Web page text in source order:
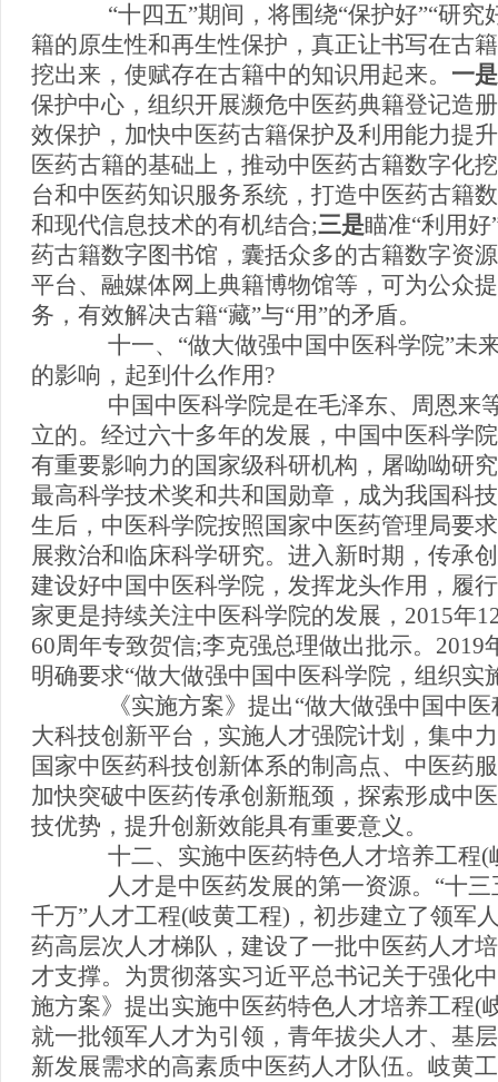
“十四五”期间，将围绕“保护好”“研究
籍的原生性和再生性保护，真正让书写在古
挖出来，使赋存在古籍中的知识用起来。 一是
保护中心，组织开展濒危中医药典籍登记造
效保护，加快中医药古籍保护及利用能力提
医药古籍的基础上，推动中医药古籍数字化
台和中医药知识服务系统，打造中医药古籍
和现代信息技术的有机结合;三是瞄准“利用
药古籍数字图书馆，囊括众多的古籍数字资
平台、融媒体网上典籍博物馆等，可为公众
务，有效解决古籍“藏”与“用”的矛盾。
十一、“做大做强中国中医科学院”未
的影响，起到什么作用?
中国中医科学院是在毛泽东、周恩来
立的。经过六十多年的发展，中国中医科学
有重要影响力的国家级科研机构，屠呦呦研
最高科学技术奖和共和国勋章，成为我国科
生后，中医科学院按照国家中医药管理局要
展救治和临床科学研究。进入新时期，传承
建设好中国中医科学院，发挥龙头作用，履
家更是持续关注中医科学院的发展，2015年
60周年专致贺信;李克强总理做出批示。
明确要求“做大做强中国中医科学院，组织实
《实施方案》提出“做大做强中国中医
大科技创新平台，实施人才强院计划，集中
国家中医药科技创新体系的制高点、中医药
加快突破中医药传承创新瓶颈，探索形成中
技优势，提升创新效能具有重要意义。
十二、实施中医药特色人才培养工程
人才是中医药发展的第一资源。“十三
千万”人才工程(岐黄工程)，初步建立了领军
药高层次人才梯队，建设了一批中医药人才
才支撑。为贯彻落实习近平总书记关于强化
施方案》提出实施中医药特色人才培养工程(
就一批领军人才为引领，青年拔尖人才、基
新发展需求的高素质中医药人才队伍。岐黄